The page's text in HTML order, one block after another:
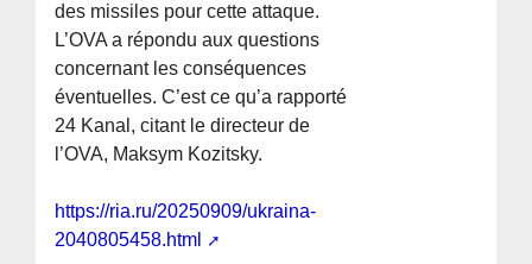
des missiles pour cette attaque.
L’OVA a répondu aux questions
concernant les conséquences
éventuelles. C’est ce qu’a rapporté
24 Kanal, citant le directeur de
l’OVA, Maksym Kozitsky.
https://ria.ru/20250909/ukraina-
2040805458.html